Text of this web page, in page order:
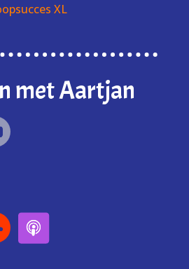
XL
met Aartjan